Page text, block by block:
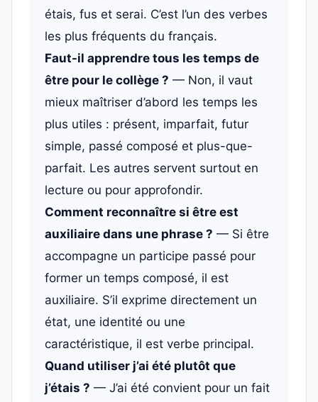
étais, fus et serai. C’est l’un des verbes
les plus fréquents du français.
Faut-il apprendre tous les temps de
être pour le collège ? — Non, il vaut
mieux maîtriser d’abord les temps les
plus utiles : présent, imparfait, futur
simple, passé composé et plus-que-
parfait. Les autres servent surtout en
lecture ou pour approfondir.
Comment reconnaître si être est
auxiliaire dans une phrase ? — Si être
accompagne un participe passé pour
former un temps composé, il est
auxiliaire. S’il exprime directement un
état, une identité ou une
caractéristique, il est verbe principal.
Quand utiliser j’ai été plutôt que
j’étais ? — J’ai été convient pour un fait